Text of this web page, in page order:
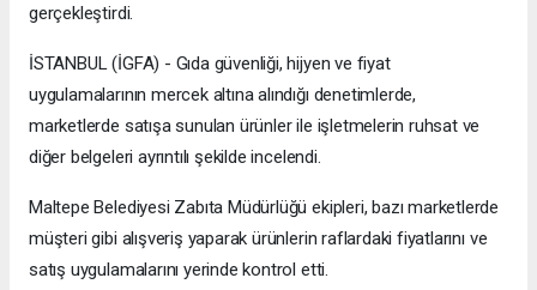
gerçekleştirdi.
İSTANBUL (İGFA) - Gıda güvenliği, hijyen ve fiyat
uygulamalarının mercek altına alındığı denetimlerde,
marketlerde satışa sunulan ürünler ile işletmelerin ruhsat ve
diğer belgeleri ayrıntılı şekilde incelendi.
Maltepe Belediyesi Zabıta Müdürlüğü ekipleri, bazı marketlerde
müşteri gibi alışveriş yaparak ürünlerin raflardaki fiyatlarını ve
satış uygulamalarını yerinde kontrol etti.